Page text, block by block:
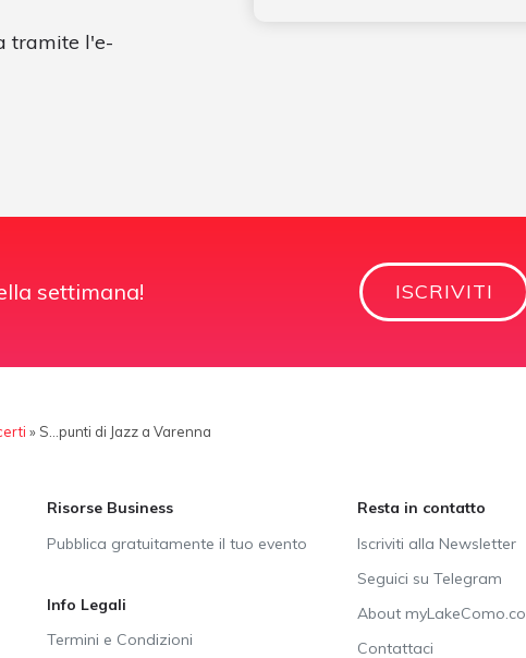
tramite l'e-
settimana! ISCRIVITI
» S…punti di Jazz a Varenna
Risorse Business
Pubblica gratuitamente il tuo evento
Info Legali
Termini e Condizioni
Resta in contatto
Iscriviti alla Newsletter
Seguici su Telegram
About myLakeComo.co
Contattaci